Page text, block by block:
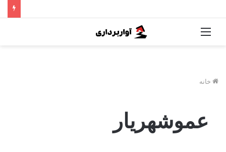
فهرست
خانه
عموشهریار